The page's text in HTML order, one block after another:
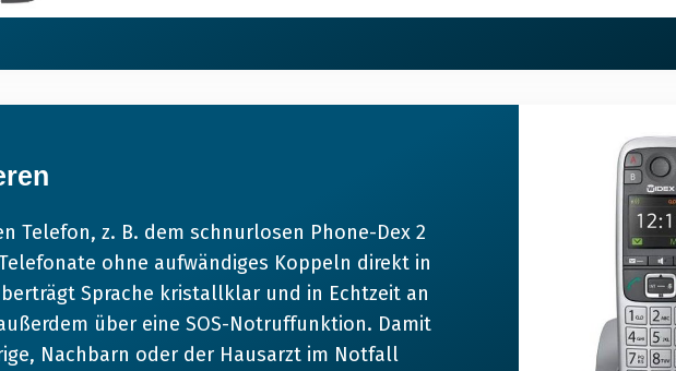
Telefon, z. B. dem schnurlosen Phone-Dex 2
ohne aufwändiges Koppeln direkt in
Sprache kristallklar und in Echtzeit an
über eine SOS-Notruffunktion. Damit
Nachbarn oder der Hausarzt im Notfall